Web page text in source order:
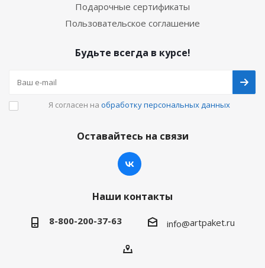
Подарочные сертификаты
Пользовательское соглашение
Будьте всегда в курсе!
Я согласен на обработку персональных данных
Оставайтесь на связи
Наши контакты
8-800-200-37-63 info@artpaket.ru